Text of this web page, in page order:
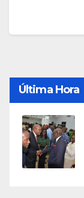
Última Hora